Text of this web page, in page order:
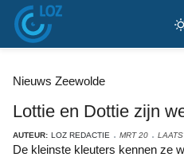
Nieuws Zeewolde
Lottie en Dottie zijn
AUTEUR: LOZ REDACTIE MRT 20
De kleinste kleuters kennen ze